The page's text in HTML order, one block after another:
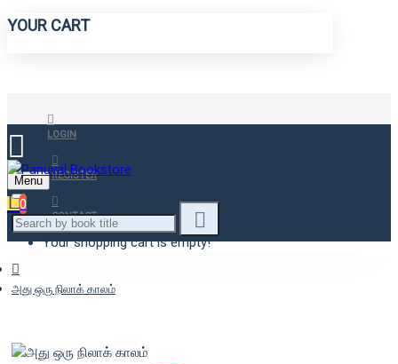
YOUR CART
LOGIN
REGISTER
CONTACT
Menu
0
Your shopping cart is empty!
அது ஒரு நிலாக் காலம்